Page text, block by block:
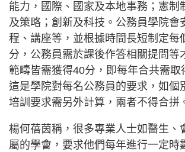
能力，國際、國家及本地事務；憲制
及策略；創新及科技。公務員學院會
程、講座等，並根據時間長短制定每
分，公務員需於課後作答相關提問等
範疇皆需獲得40分，即每年合共需取
這是學院對每名公務員的要求，如個
培訓要求需另外計算，兩者不得合拼
楊何蓓茵稱，很多專業人士如醫生、
屬的學會，要求他們每年進行一定時